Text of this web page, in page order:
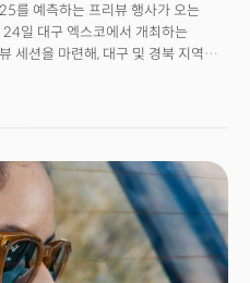
를 예측하는 프리뷰 행사가 오는
일 대구 엑스코에서 개최하는
세션을 마련해, 대구 및 경북 지역
할 예정이다.CES는
요한 행사로 자리 잡고 있다.내년
라: 깊이 탐구하라(Connect, Solve,
는 인류가 직면한 문제를 기술로
다. 내년에는 생성AI가 각 기술
인간 안보 문제를 해결할 수 있는지에
된다.👉👉👉 트렌드쇼 서울